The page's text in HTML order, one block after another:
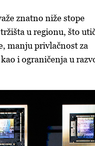
znatno niže stope
u regionu, što
manju privlačnost za
i ograničenja u